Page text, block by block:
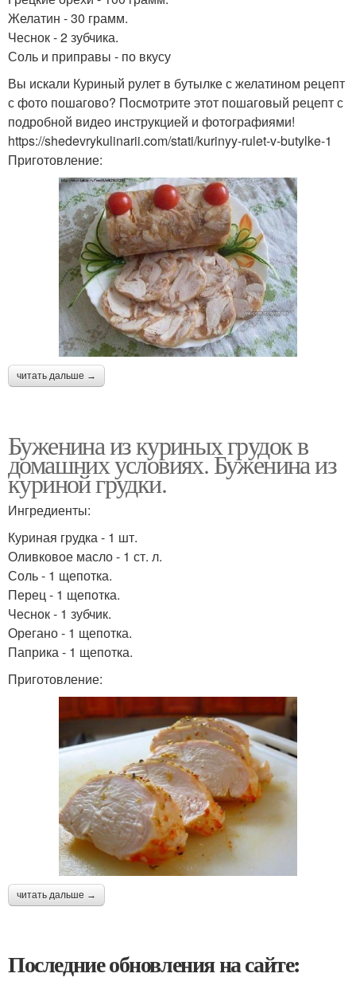
Желатин - 30 грамм.
Чеснок - 2 зубчика.
Соль и приправы - по вкусу
Вы искали Куриный рулет в бутылке с желатином рецепт
с фото пошагово? Посмотрите этот пошаговый рецепт с
подробной видео инструкцией и фотографиями!
https://shedevrykulinarii.com/stati/kurinyy-rulet-v-butylke-1
Приготовление:
читать дальше →
Буженина из куриных грудок в
домашних условиях. Буженина из
куриной грудки.
Ингредиенты:
Куриная грудка - 1 шт.
Оливковое масло - 1 ст. л.
Соль - 1 щепотка.
Перец - 1 щепотка.
Чеснок - 1 зубчик.
Орегано - 1 щепотка.
Паприка - 1 щепотка.
Приготовление:
читать дальше →
Последние обновления на сайте: